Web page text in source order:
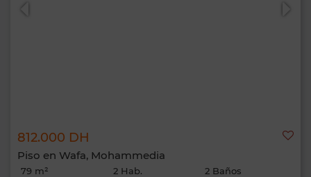
812.000 DH
Piso en Wafa, Mohammedia
79 m² 2 Hab. 2 Baños